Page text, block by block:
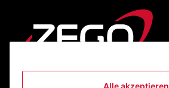
Alle akzeptieren